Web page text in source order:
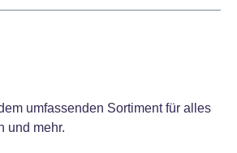
umfassenden Sortiment für alles
und mehr.